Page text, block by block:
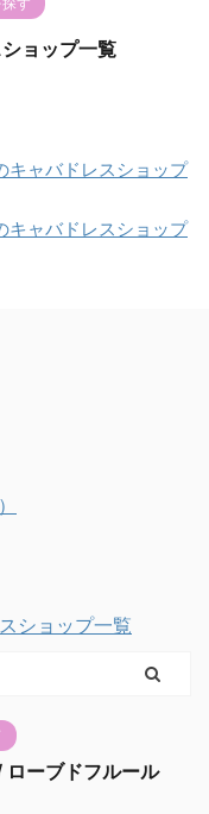
ョップ一覧
キャバドレスショップ
キャバドレスショップ
ショップ一覧
ローブドフルール